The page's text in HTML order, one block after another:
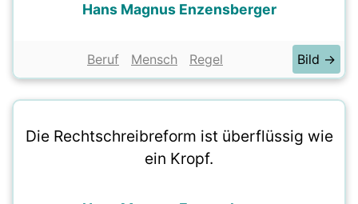
Hans Magnus Enzensberger
Beruf Mensch Regel Bild →
Die Rechtschreibreform ist überflüssig wie
ein Kropf.